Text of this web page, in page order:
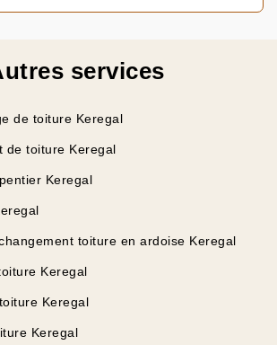
services
de toiture Keregal
de toiture Keregal
Keregal
toiture en ardoise Keregal
Keregal
Keregal
Keregal